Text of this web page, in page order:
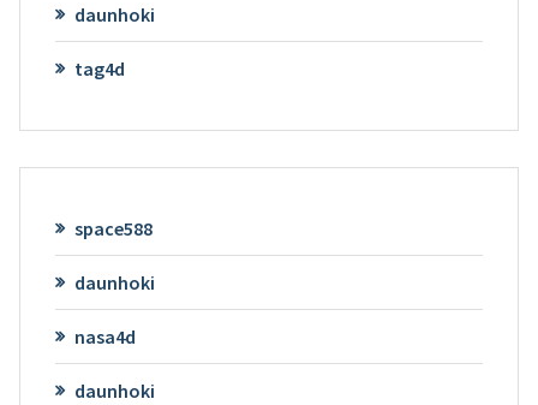
daunhoki
tag4d
space588
daunhoki
nasa4d
daunhoki